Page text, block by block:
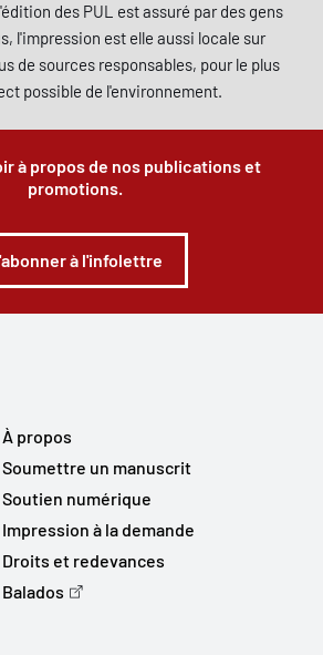
des PUL est assuré par des gens
l'impression est elle aussi locale sur
de sources responsables, pour le plus
possible de l'environnement.
à propos de nos publications et
promotions.
à l'infolettre
À propos
Soumettre un manuscrit
Soutien numérique
Impression à la demande
Droits et redevances
Balados